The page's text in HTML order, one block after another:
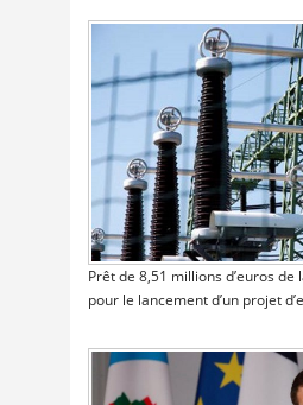
Prêt de 8,51 millions d’euros de
pour le lancement d’un projet